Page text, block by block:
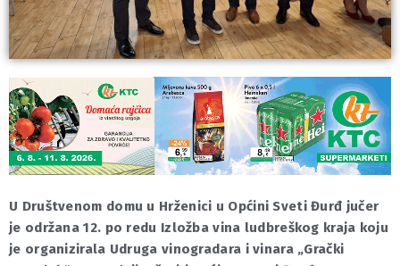
U Društvenom domu u Hrženici u Općini Sveti Đurđ jučer
je održana 12. po redu Izložba vina ludbreškog kraja koju
je organizirala Udruga vinogradara i vinara „Grački